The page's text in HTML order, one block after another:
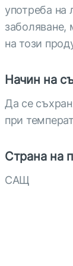
употреба на
заболяване,
на този
Начин на
Да се
при
Страна на
САЩ